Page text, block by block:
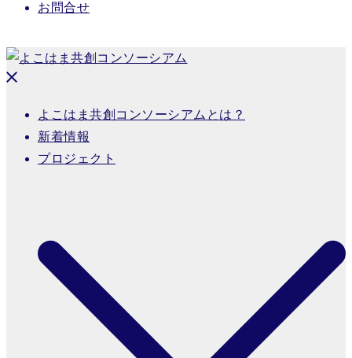
お問合せ
よこはま共創コンソーシアムとは？
新着情報
プロジェクト